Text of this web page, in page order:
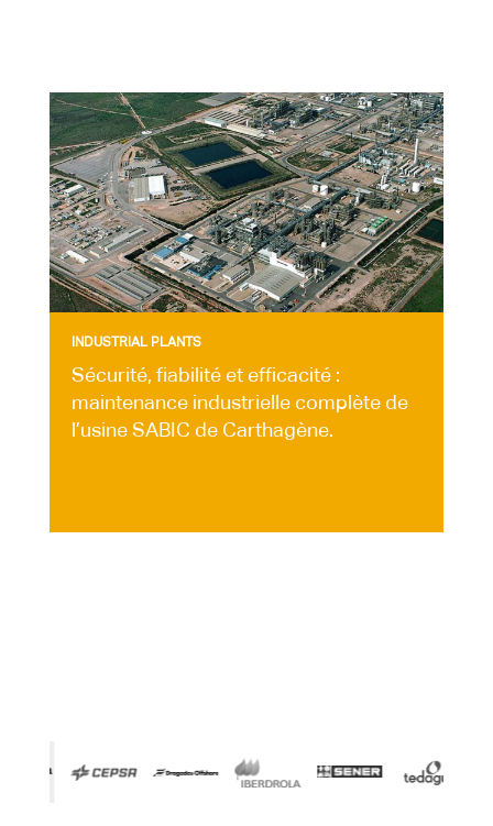
INDUSTRIAL PLANTS
Sécurité, fiabilité et efficacité :
maintenance industrielle complète de
l’usine SABIC de Carthagène.